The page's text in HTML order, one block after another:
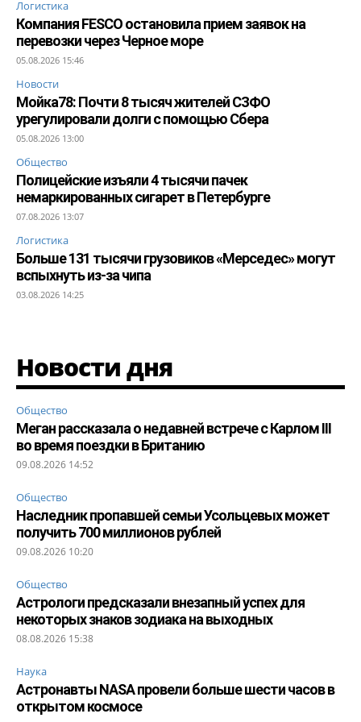
Логистика
Компания FESCO остановила прием заявок на
перевозки через Черное море
05.08.2026 15:46
Новости
Мойка78: Почти 8 тысяч жителей СЗФО
урегулировали долги с помощью Сбера
05.08.2026 13:00
Общество
Полицейские изъяли 4 тысячи пачек
немаркированных сигарет в Петербурге
07.08.2026 13:07
Логистика
Больше 131 тысячи грузовиков «Мерседес» могут
вспыхнуть из-за чипа
03.08.2026 14:25
Новости дня
Общество
Меган рассказала о недавней встрече с Карлом III
во время поездки в Британию
09.08.2026 14:52
Общество
Наследник пропавшей семьи Усольцевых может
получить 700 миллионов рублей
09.08.2026 10:20
Общество
Астрологи предсказали внезапный успех для
некоторых знаков зодиака на выходных
08.08.2026 15:38
Наука
Астронавты NASA провели больше шести часов в
открытом космосе